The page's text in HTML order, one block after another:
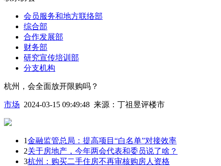
会员服务和地方联络部
综合部
合作发展部
财务部
研究宣传培训部
分支机构
杭州，会全面放开限购吗？
市场 2024-03-15 09:49:48 来源： 丁祖昱评楼市
1金融监管总局：提高项目“白名单”对接效率
2关于房地产，今年两会代表和委员说了啥？
3杭州：购买二手住房不再审核购房人资格